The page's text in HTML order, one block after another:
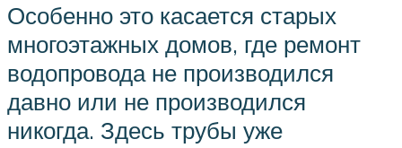
Особенно это касается старых
многоэтажных домов, где ремонт
водопровода не производился
давно или не производился
никогда. Здесь трубы уже